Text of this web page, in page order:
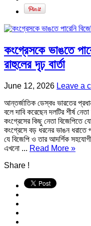
কংগ্রেসকে ভাঙতে
রাহুলের দৃঢ় বার্তা
June 12, 2026 Leave a
আন্তর্জাতিক ডেস্কঃ ভারতের
বলে দাবি করেছেন দলটির শীর্ষ
কংগ্রেসের কিছু নেতা
কংগ্রেসে বড় ধরনের ভাঙন ধরাতে
যে বিজেপি ও তার আদর্শিক
এখনো ... Read More »
Share !